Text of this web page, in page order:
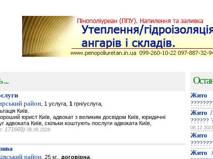
...
район, 1 услуга, 1 грн/услуга,
Київ.
юрист Київ, адвокат з великим досвідом Київ, юридичні
адвоката Київ, скільки коштують послуги адвоката Київ,
171669) 08.08.2026
район, 25 кг., договірна
Жито
Жито /
??????
Жито
Жито